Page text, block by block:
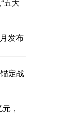
发布
定战
，